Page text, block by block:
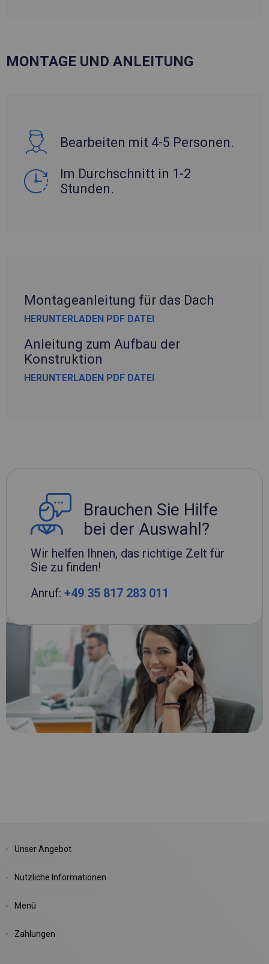
MONTAGE UND ANLEITUNG
Bearbeiten mit 4-5 Personen.
Im Durchschnitt in 1-2
Stunden.
Montageanleitung für das Dach
HERUNTERLADEN PDF DATEI
Anleitung zum Aufbau der
Konstruktion
HERUNTERLADEN PDF DATEI
Brauchen Sie Hilfe
bei der Auswahl?
Wir helfen Ihnen, das richtige Zelt für
Sie zu finden!
Anruf: +49 35 817 283 011
Unser Angebot
Nützliche Informationen
Menü
Zahlungen